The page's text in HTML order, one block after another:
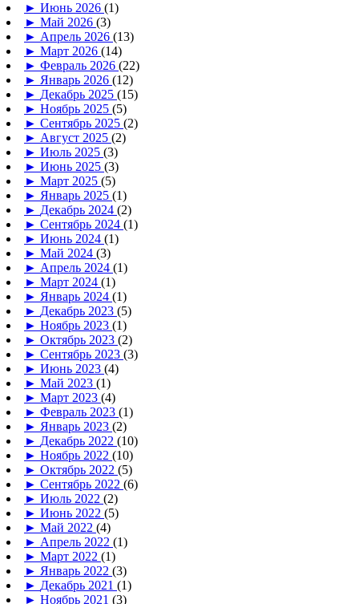
► Июнь 2026 (1)
► Май 2026 (3)
► Апрель 2026 (13)
► Март 2026 (14)
► Февраль 2026 (22)
► Январь 2026 (12)
► Декабрь 2025 (15)
► Ноябрь 2025 (5)
► Сентябрь 2025 (2)
► Август 2025 (2)
► Июль 2025 (3)
► Июнь 2025 (3)
► Март 2025 (5)
► Январь 2025 (1)
► Декабрь 2024 (2)
► Сентябрь 2024 (1)
► Июнь 2024 (1)
► Май 2024 (3)
► Апрель 2024 (1)
► Март 2024 (1)
► Январь 2024 (1)
► Декабрь 2023 (5)
► Ноябрь 2023 (1)
► Октябрь 2023 (2)
► Сентябрь 2023 (3)
► Июнь 2023 (4)
► Май 2023 (1)
► Март 2023 (4)
► Февраль 2023 (1)
► Январь 2023 (2)
► Декабрь 2022 (10)
► Ноябрь 2022 (10)
► Октябрь 2022 (5)
► Сентябрь 2022 (6)
► Июль 2022 (2)
► Июнь 2022 (5)
► Май 2022 (4)
► Апрель 2022 (1)
► Март 2022 (1)
► Январь 2022 (3)
► Декабрь 2021 (1)
► Ноябрь 2021 (3)